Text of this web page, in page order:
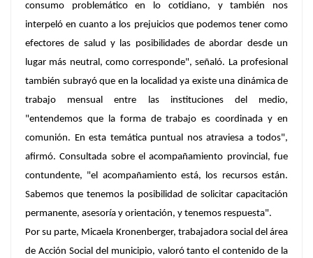
consumo problemático en lo cotidiano, y también nos
interpeló en cuanto a los prejuicios que podemos tener como
efectores de salud y las posibilidades de abordar desde un
lugar más neutral, como corresponde", señaló. La profesional
también subrayó que en la localidad ya existe una dinámica de
trabajo mensual entre las instituciones del medio,
"entendemos que la forma de trabajo es coordinada y en
comunión. En esta temática puntual nos atraviesa a todos",
afirmó. Consultada sobre el acompañamiento provincial, fue
contundente, "el acompañamiento está, los recursos están.
Sabemos que tenemos la posibilidad de solicitar capacitación
permanente, asesoría y orientación, y tenemos respuesta".
Por su parte, Micaela Kronenberger, trabajadora social del área
de Acción Social del municipio, valoró tanto el contenido de la